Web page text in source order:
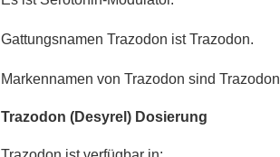
Gattungsnamen Trazodon ist Trazodon.
Markennamen von Trazodon sind
Trazodon (Desyrel) Dosierung